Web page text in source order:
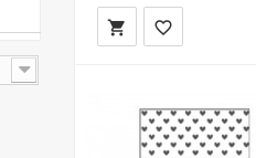
local_grocery_store favorite_border